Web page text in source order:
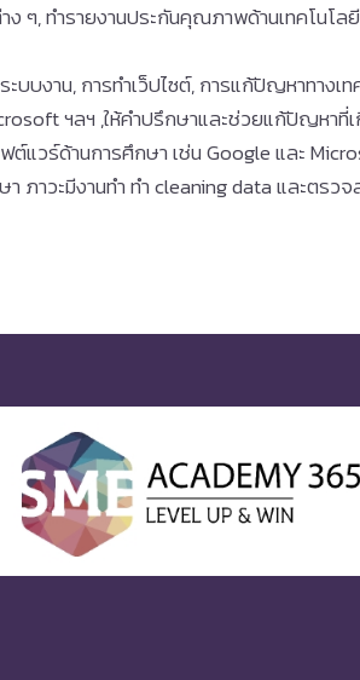
ง ๆ, ทำรายงานประกันคุณภาพด้านเทคโนโ
บบงาน, การทำเว็ปไซต์, การแก้ปัญหาทาง
ฯลฯ ,ให้คำปรึกษาและช่วยแก้ปัญหาที่เ
แวร์ด้านการศึกษา เช่น Google และ
ภาวะมีงานทำ ทำ cleaning data และตร